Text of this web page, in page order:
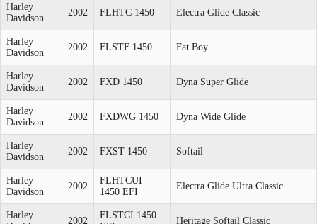
Harley
Davidson
2002 FLHTC 1450 Electra Glide Classic
Harley
Davidson
2002 FLSTF 1450 Fat Boy
Harley
Davidson
2002 FXD 1450 Dyna Super Glide
Harley
Davidson
2002 FXDWG 1450 Dyna Wide Glide
Harley
Davidson
2002 FXST 1450 Softail
Harley
Davidson
2002
FLHTCUI
1450 EFI
Electra Glide Ultra Classic
Harley
2002
FLSTCI 1450
Heritage Softail Classic